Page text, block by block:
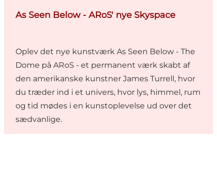
As Seen Below - ARoS' nye Skyspace
Oplev det nye kunstværk As Seen Below - The
Dome på ARoS - et permanent værk skabt af
den amerikanske kunstner James Turrell, hvor
du træder ind i et univers, hvor lys, himmel, rum
og tid mødes i en kunstoplevelse ud over det
sædvanlige.